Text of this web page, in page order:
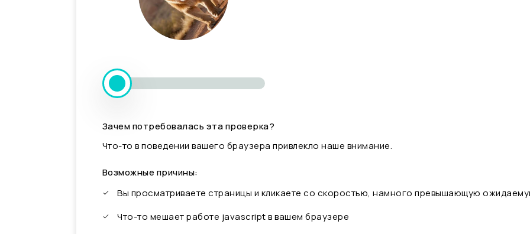
Зачем потребовалась эта проверка?
Что-то в поведении вашего браузера привлекло наше внимание.
Возможные причины:
Вы просматриваете страницы и кликаете со скоростью, намного превышающую
Что-то мешает работе javascript в вашем браузере